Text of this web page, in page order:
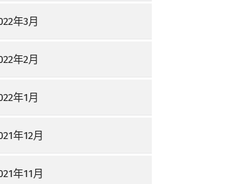
年3月
年2月
年1月
年12月
年11月